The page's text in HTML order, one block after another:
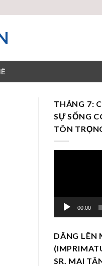
THÁNG 7:
SỰ SỐNG
TÔN
00:00
DÂNG LÊN
SR. MAI